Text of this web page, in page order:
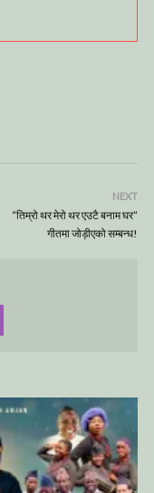
NEXT
“तिम्रो थर मेरो थर एउटै बनाम घर”
गीतमा जोड़ीएको सम्बन्ध!